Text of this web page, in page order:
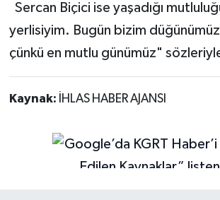
Sercan Biçici ise yaşadığı
yerlisiyim. Bugün bizim
çünkü en mutlu günümüz"
Kaynak: İHLAS HABER AJANSI